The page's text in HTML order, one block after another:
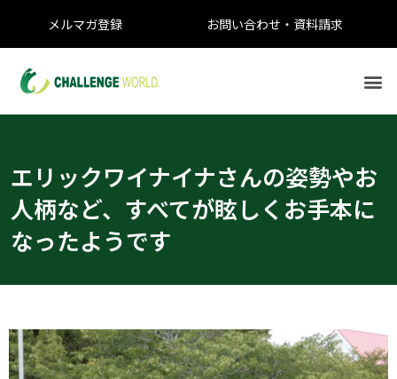
メルマガ登録 お問い合わせ・資料請求
エリックワイナイナさんの姿勢やお
人柄など、すべてが眩しくお手本に
なったようです